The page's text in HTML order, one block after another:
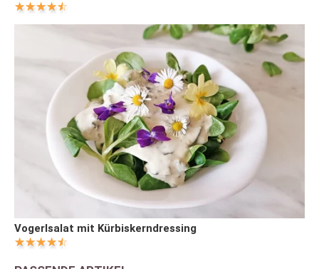
Vogerlsalat mit Kürbiskerndressing